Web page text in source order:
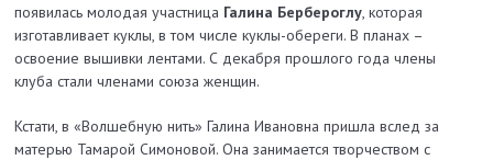
появилась молодая участница Галина Бербероглу, которая
изготавливает куклы, в том числе куклы-обереги. В планах –
освоение вышивки лентами. С декабря прошлого года члены
клуба стали членами союза женщин.
Кстати, в «Волшебную нить» Галина Ивановна пришла вслед за
матерью Тамарой Симоновой. Она занимается творчеством с